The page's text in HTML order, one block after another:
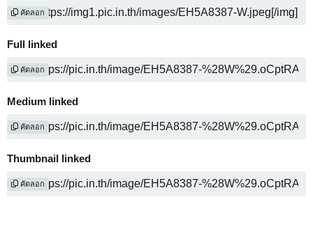
คัดลอก
Full linked
คัดลอก
Medium linked
คัดลอก
Thumbnail linked
คัดลอก